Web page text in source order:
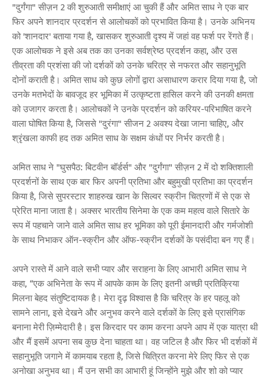
"दुर्गंगा" सीज़न 2 की शुरुआती समीक्षाएं आ चुकी हैं और अमित साध ने एक बार
फिर अपने शानदार प्रदर्शन से आलोचकों को प्रभावित किया है। उनके अभिनय
को 'शानदार' बताया गया है, खासकर शुरुआती दृश्य में जहां वह फर्श पर रेंगते हैं।
एक आलोचक ने इसे अब तक का उनका सर्वश्रेष्ठ प्रदर्शन कहा, और उस
तीव्रता की प्रशंसा की जो दर्शकों को उनके चरित्र से नफरत और सहानुभूति
दोनों कराती है। अमित साध को कुछ लोगों द्वारा असाधारण करार दिया गया है, जो
उनके मतभेदों के बावजूद हर भूमिका में उत्कृष्टता हासिल करने की उनकी क्षमता
को उजागर करता है। आलोचकों ने उनके प्रदर्शन को करियर-परिभाषित करने
वाला घोषित किया है, जिससे "दुरंगा" सीजन 2 अवश्य देखा जाना चाहिए, और
श्रृंखला काफी हद तक अमित साध के सक्षम कंधों पर निर्भर करती है।
अमित साध ने "घुसपैठ: बिटवीन बॉर्डर्स" और "दुर्गंगा" सीज़न 2 में दो शक्तिशाली
प्रदर्शनों के साथ एक बार फिर अपनी प्रतिभा और बहुमुखी प्रतिभा का प्रदर्शन
किया है, जिसे सुपरस्टार शाहरुख खान के सिल्वर स्क्रीन चित्रणों में से एक से
प्रेरित माना जाता है। अक्सर भारतीय सिनेमा के एक कम महत्व वाले सितारे के
रूप में पहचाने जाने वाले अमित साध हर भूमिका को पूरी ईमानदारी और गर्मजोशी
के साथ निभाकर ऑन-स्क्रीन और ऑफ-स्क्रीन दर्शकों के पसंदीदा बन गए हैं।
अपने रास्ते में आने वाले सभी प्यार और सराहना के लिए आभारी अमित साध ने
कहा, “एक अभिनेता के रूप में आपके काम के लिए इतनी अच्छी प्रतिक्रिया
मिलना बेहद संतुष्टिदायक है। मेरा दृढ़ विश्वास है कि चरित्र के हर पहलू को
सामने लाना, इसे देखने और अनुभव करने वाले दर्शकों के लिए इसे प्रासंगिक
बनाना मेरी ज़िम्मेदारी है। इस किरदार पर काम करना अपने आप में एक यात्रा थी
और मैं इसमें अपना सब कुछ देना चाहता था। वह जटिल है और फिर भी दर्शकों में
सहानुभूति जगाने में कामयाब रहता है, जिसे चित्रित करना मेरे लिए फिर से एक
अनोखा अनुभव था। मैं उन सभी का आभारी हूं जिन्होंने मुझे और शो को प्यार